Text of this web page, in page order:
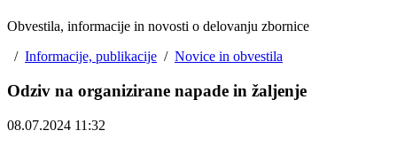
Obvestila, informacije in novosti o delovanju zbornice
/ Informacije, publikacije / Novice in obvestila
Odziv na organizirane napade in žaljenje
08.07.2024 11:32